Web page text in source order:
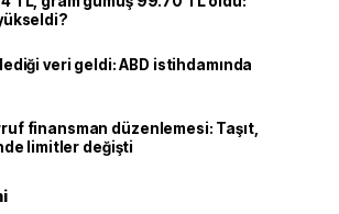
veri geldi: ABD istihdamında
finansman düzenlemesi: Taşıt,
limitler değişti